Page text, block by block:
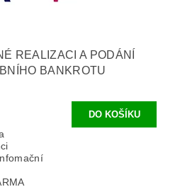
REALIZACI A PODÁNÍ
BANKROTU